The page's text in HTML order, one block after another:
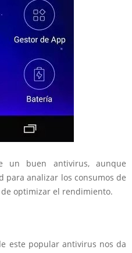
un buen antivirus, aunque
para analizar los consumos de
optimizar el rendimiento.
este popular antivirus nos da